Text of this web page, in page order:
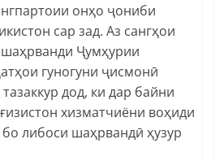
онҳо ҷониби
сар зад. Аз сангҳои
Ҷумҳурии
гуногуни ҷисмонӣ
дод, ки дар байни
хизматчиёни воҳиди
либоси шаҳрвандӣ ҳузур